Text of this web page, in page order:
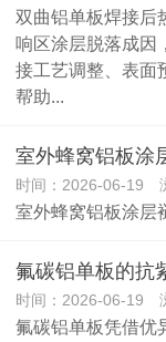
双曲铝单板焊接后
响区涂层脱落成因
接工艺调整、表面
帮助...
室外蜂窝铝板涂
时间：2026-06-19
室外蜂窝铝板涂层
氟碳铝单板的抗
时间：2026-06-19
氟碳铝单板凭借优